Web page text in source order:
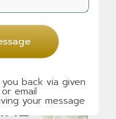
back via given
email
your message